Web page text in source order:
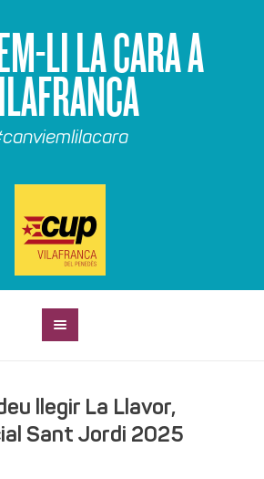
LI LA CARA A
llegir La Llavor,
Sant Jordi 2025